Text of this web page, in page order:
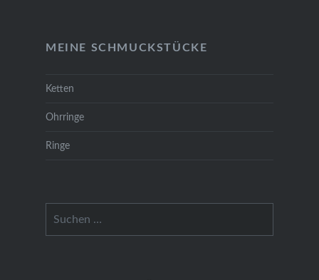
MEINE SCHMUCKSTÜCKE
Ketten
Ohrringe
Ringe